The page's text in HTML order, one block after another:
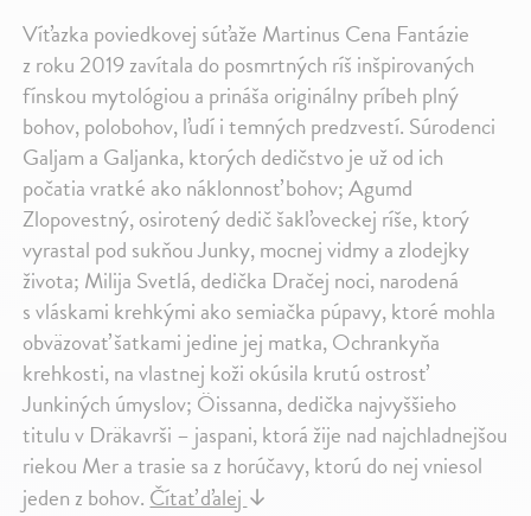
Víťazka poviedkovej súťaže Martinus Cena Fantázie
z roku 2019 zavítala do posmrtných ríš inšpirovaných
fínskou mytológiou a prináša originálny príbeh plný
bohov, polobohov, ľudí i temných predzvestí. Súrodenci
Galjam a Galjanka, ktorých dedičstvo je už od ich
počatia vratké ako náklonnosť bohov; Agumd
Zlopovestný, osirotený dedič šakľoveckej ríše, ktorý
vyrastal pod sukňou Junky, mocnej vidmy a zlodejky
života; Milija Svetlá, dedička Dračej noci, narodená
s vláskami krehkými ako semiačka púpavy, ktoré mohla
obväzovať šatkami jedine jej matka, Ochrankyňa
krehkosti, na vlastnej koži okúsila krutú ostrosť
Junkiných úmyslov; Öissanna, dedička najvyššieho
titulu v Dräkavrši – jaspani, ktorá žije nad najchladnejšou
riekou Mer a trasie sa z horúčavy, ktorú do nej vniesol
jeden z bohov. Čítať ďalej ↓